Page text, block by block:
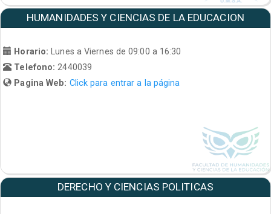
HUMANIDADES Y CIENCIAS DE LA EDUCACION
Horario: Lunes a Viernes de 09:00 a 16:30
Telefono:2440039
Pagina Web: Click para entrar a la página
DERECHO Y CIENCIAS POLITICAS